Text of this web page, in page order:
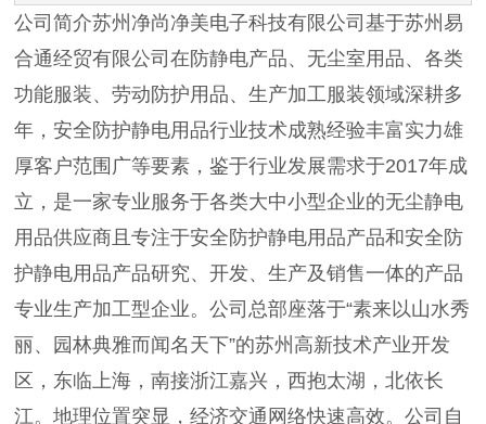
公司简介苏州净尚净美电子科技有限公司基于苏州易
合通经贸有限公司在防静电产品、无尘室用品、各类
功能服装、劳动防护用品、生产加工服装领域深耕多
年，安全防护静电用品行业技术成熟经验丰富实力雄
厚客户范围广等要素，鉴于行业发展需求于2017年成
立，是一家专业服务于各类大中小型企业的无尘静电
用品供应商且专注于安全防护静电用品产品和安全防
护静电用品产品研究、开发、生产及销售一体的产品
专业生产加工型企业。公司总部座落于“素来以山水秀
丽、园林典雅而闻名天下”的苏州高新技术产业开发
区，东临上海，南接浙江嘉兴，西抱太湖，北依长
江。地理位置突显，经济交通网络快速高效。公司自